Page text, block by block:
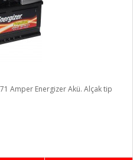
Amper Energizer Akü. Alçak tip